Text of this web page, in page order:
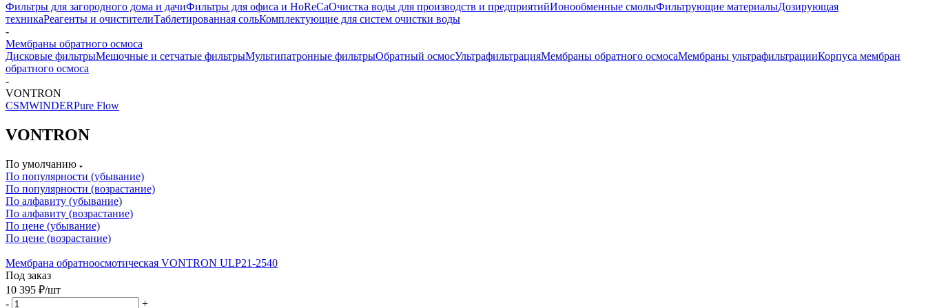
Фильтры для загородного дома и дачиФильтры для офиса и HoReCaОчистка воды для производств и предприятийИонообменные смолыФильтрующие материалыДозирующая
техникаРеагенты и очистителиТаблетированная сольКомплектующие для систем очистки воды
-
Мембраны обратного осмоса
Дисковые фильтрыМешочные и сетчатые фильтрыМультипатронные фильтрыОбратный осмосУльтрафильтрацияМембраны обратного осмосаМембраны ультрафильтрацииКорпуса мембран
обратного осмоса
-
VONTRON
CSMWINDERPure Flow
VONTRON
По умолчанию
По популярности (убывание)
По популярности (возрастание)
По алфавиту (убывание)
По алфавиту (возрастание)
По цене (убывание)
По цене (возрастание)
Мембрана обратноосмотическая VONTRON ULP21-2540
Под заказ
10 395 ₽/шт
-
+